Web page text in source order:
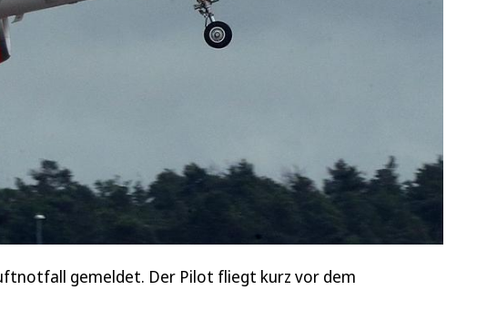
gemeldet. Der Pilot fliegt kurz vor dem